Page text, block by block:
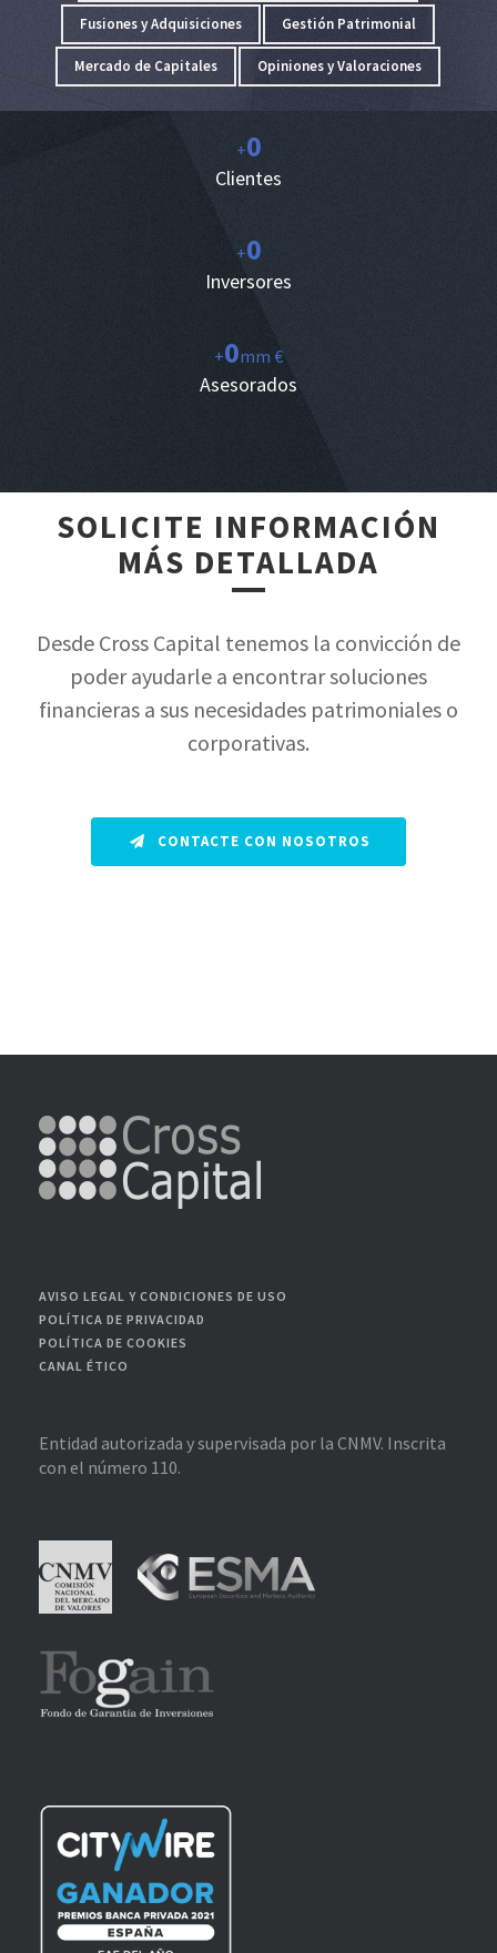
Fusiones y Adquisiciones Gestión Patrimonial
Mercado de Capitales Opiniones y Valoraciones
+0
Clientes
+0
Inversores
+0mm €
Asesorados
SOLICITE INFORMACIÓN
MÁS DETALLADA
Desde Cross Capital tenemos la convicción de
poder ayudarle a encontrar soluciones
financieras a sus necesidades patrimoniales o
corporativas.
CONTACTE CON NOSOTROS
AVISO LEGAL Y CONDICIONES DE USO
POLÍTICA DE PRIVACIDAD
POLÍTICA DE COOKIES
CANAL ÉTICO
Entidad autorizada y supervisada por la CNMV. Inscrita
con el número 110.